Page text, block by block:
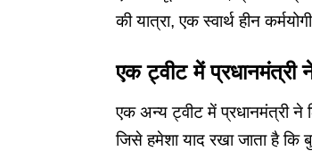
की यात्रा, एक स्वार्थ हीन
एक ट्वीट में प्रधानमंत्री
एक अन्य ट्वीट में प्रधानमंत्री ने
जिसे हमेशा याद रखा जाता है कि